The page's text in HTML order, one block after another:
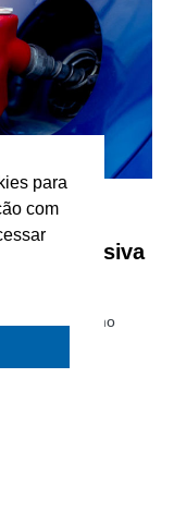
para
com
ofensiva
países como